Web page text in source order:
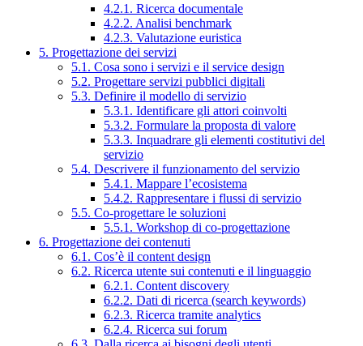
4.2.1. Ricerca documentale
4.2.2. Analisi benchmark
4.2.3. Valutazione euristica
5. Progettazione dei servizi
5.1. Cosa sono i servizi e il service design
5.2. Progettare servizi pubblici digitali
5.3. Definire il modello di servizio
5.3.1. Identificare gli attori coinvolti
5.3.2. Formulare la proposta di valore
5.3.3. Inquadrare gli elementi costitutivi del
servizio
5.4. Descrivere il funzionamento del servizio
5.4.1. Mappare l’ecosistema
5.4.2. Rappresentare i flussi di servizio
5.5. Co-progettare le soluzioni
5.5.1. Workshop di co-progettazione
6. Progettazione dei contenuti
6.1. Cos’è il content design
6.2. Ricerca utente sui contenuti e il linguaggio
6.2.1. Content discovery
6.2.2. Dati di ricerca (search keywords)
6.2.3. Ricerca tramite analytics
6.2.4. Ricerca sui forum